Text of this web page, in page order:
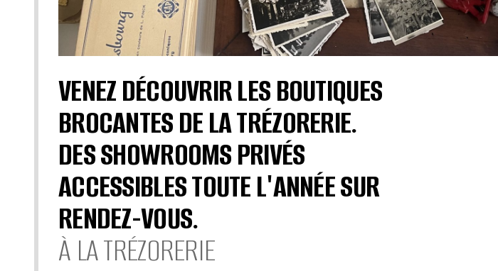
VENEZ DÉCOUVRIR LES BOUTIQUES
BROCANTES DE LA TRÉZORERIE.
DES SHOWROOMS PRIVÉS
ACCESSIBLES TOUTE L'ANNÉE SUR
RENDEZ-VOUS.
À LA TRÉZORERIE